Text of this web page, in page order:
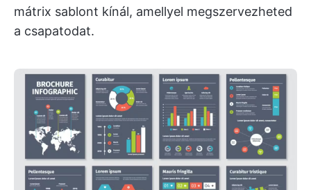
mátrix sablont kínál, amellyel megszervezheted
a csapatodat.